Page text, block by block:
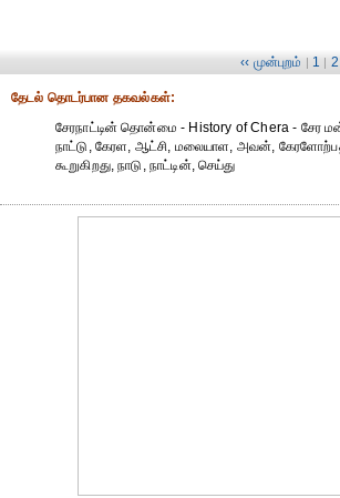
‹‹ முன்புறம் | 1 | 2
தேட‌ல் தொட‌ர்பான தகவ‌ல்க‌ள்:
சேரநாட்டின் தொன்மை - History of Chera - சேர
நாட்டு, கேரள, ஆட்சி, மலையாள, அவன்,
கூறுகிறது, நாடு, நாட்டின், செய்து